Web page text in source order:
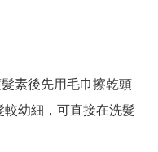
素後先用毛巾擦乾頭
幼細，可直接在洗髮